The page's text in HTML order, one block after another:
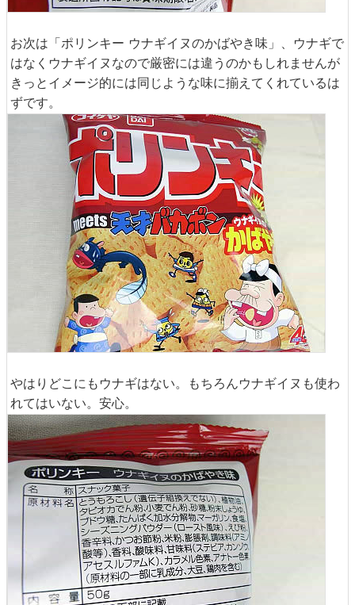
お次は「ポリンキー ウナギイヌのかばやき味」、ウナギで
はなくウナギイヌなので厳密には違うのかもしれませんが
きっとイメージ的には同じような味に揃えてくれているは
ずです。
やはりどこにもウナギはない。もちろんウナギイヌも使わ
れてはいない。安心。